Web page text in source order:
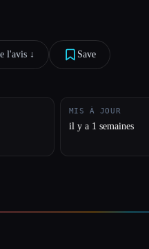
l'avis ↓︎ Save
MIS À JOUR
il y a 1 semaines